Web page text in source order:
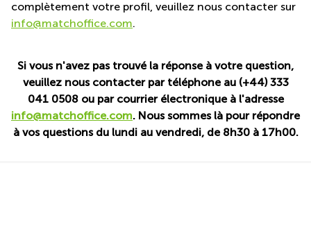
complètement votre profil, veuillez nous contacter sur
info@matchoffice.com.
Si vous n'avez pas trouvé la réponse à votre question,
veuillez nous contacter par téléphone au (+44) 333
041 0508 ou par courrier électronique à l'adresse
info@matchoffice.com. Nous sommes là pour répondre
à vos questions du lundi au vendredi, de 8h30 à 17h00.